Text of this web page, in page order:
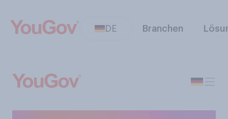
DE Branchen